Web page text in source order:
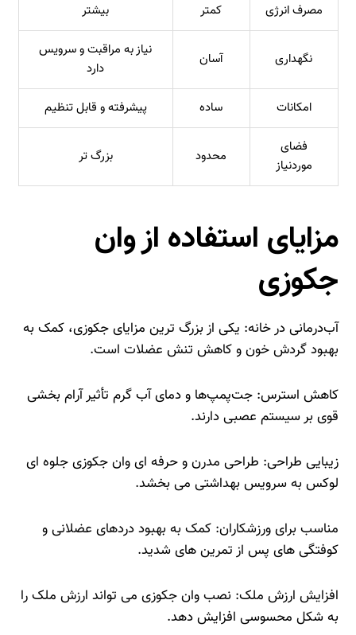
مصرف انرژی کمتر بیشتر
نگهداری آسان
نیاز به مراقبت و سرویس
دارد
امکانات ساده پیشرفته و قابل تنظیم
فضای
موردنیاز
محدود بزرگ‌ تر
مزایای استفاده از وان
جکوزی
آب‌درمانی در خانه: یکی از بزرگ‌ ترین مزایای جکوزی، کمک به
بهبود گردش خون و کاهش تنش عضلات است.
کاهش استرس: جت‌پمپ‌ها و دمای آب گرم تأثیر آرام‌ بخشی
قوی بر سیستم عصبی دارند.
زیبایی طراحی: طراحی مدرن و حرفه‌ ای وان جکوزی جلوه‌ ای
لوکس به سرویس بهداشتی می‌ بخشد.
مناسب برای ورزشکاران: کمک به بهبود دردهای عضلانی و
کوفتگی‌ های پس از تمرین‌ های شدید.
افزایش ارزش ملک: نصب وان جکوزی می‌ تواند ارزش ملک را
به شکل محسوسی افزایش دهد.